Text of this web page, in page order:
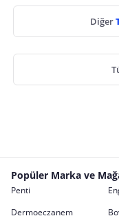
Diğer
Popüler Marka ve
Penti
Dermoeczanem